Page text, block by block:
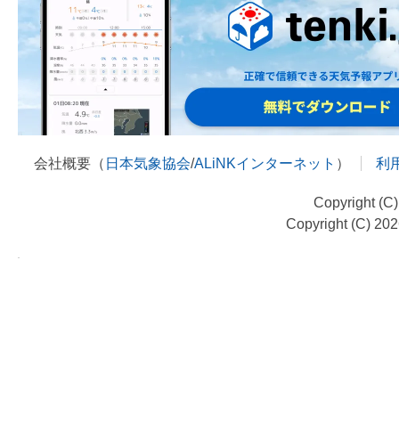
会社概要（ 日本気象協会/ALiNKインターネット ） 利
Copyright
Copyright (C)